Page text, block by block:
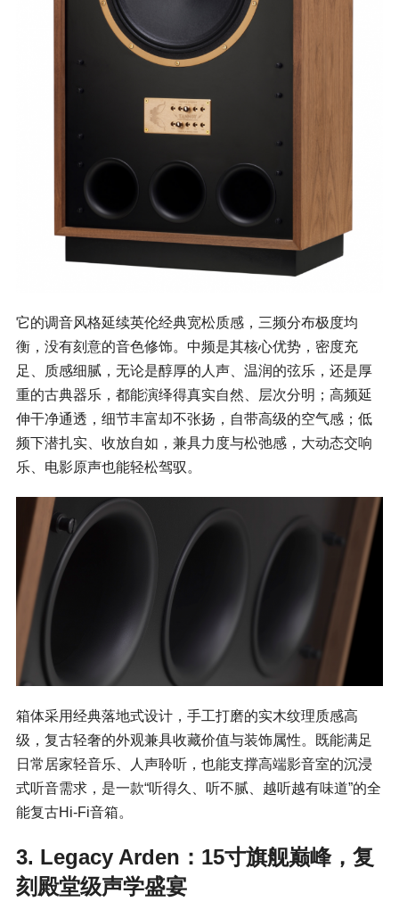
它的调音风格延续英伦经典宽松质感，三频分布极度均
衡，没有刻意的音色修饰。中频是其核心优势，密度充
足、质感细腻，无论是醇厚的人声、温润的弦乐，还是厚
重的古典器乐，都能演绎得真实自然、层次分明；高频延
伸干净通透，细节丰富却不张扬，自带高级的空气感；低
频下潜扎实、收放自如，兼具力度与松弛感，大动态交响
乐、电影原声也能轻松驾驭。
箱体采用经典落地式设计，手工打磨的实木纹理质感高
级，复古轻奢的外观兼具收藏价值与装饰属性。既能满足
日常居家轻音乐、人声聆听，也能支撑高端影音室的沉浸
式听音需求，是一款“听得久、听不腻、越听越有味道”的全
能复古Hi-Fi音箱。
3. Legacy Arden：15寸旗舰巅峰，复
刻殿堂级声学盛宴